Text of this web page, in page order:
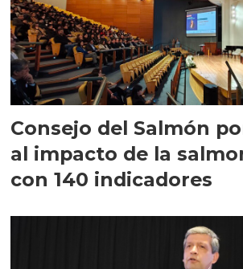
Consejo del Salmón
al impacto de la
con 140 indicadores